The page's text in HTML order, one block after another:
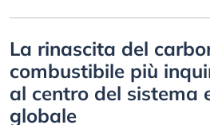
La rinascita del
combustibile più
al centro del sistema
globale